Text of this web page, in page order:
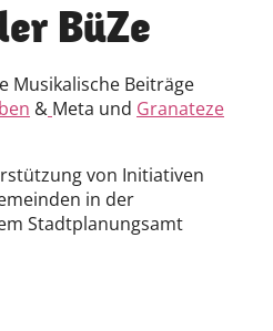
BüZe
Musikalische Beiträge
& Meta und Granateze
von Initiativen
in der
Stadtplanungsamt